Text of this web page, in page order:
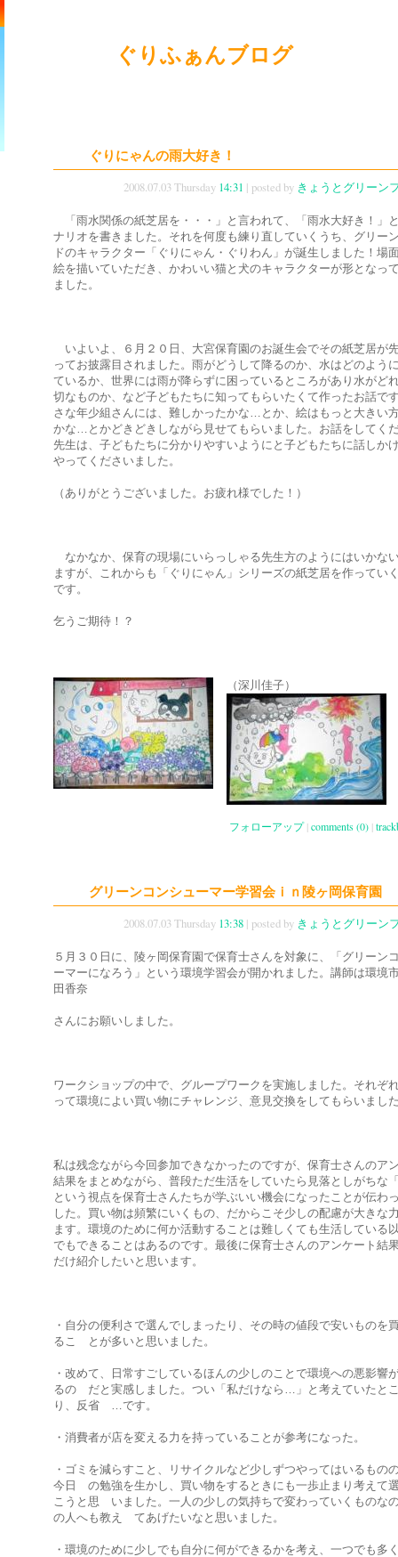
ぐりふぁんブログ
ぐりにゃんの雨大好き！
2008.07.03 Thursday 14:31 | posted by きょうとグリーン
「雨水関係の紙芝居を・・・」と言われて、「雨水大好き！」
ナリオを書きました。それを何度も練り直していくうち、グリー
ドのキャラクター「ぐりにゃん・ぐりわん」が誕生しました！場
絵を描いていただき、かわいい猫と犬のキャラクターが形となっ
ました。
いよいよ、６月２０日、大宮保育園のお誕生会でその紙芝居が
ってお披露目されました。雨がどうして降るのか、水はどのよう
ているか、世界には雨が降らずに困っているところがあり水がど
切なものか、など子どもたちに知ってもらいたくて作ったお話で
さな年少組さんには、難しかったかな…とか、絵はもっと大きい
かな…とかどきどきしながら見せてもらいました。お話をしてく
先生は、子どもたちに分かりやすいようにと子どもたちに話しか
やってくださいました。
（ありがとうございました。お疲れ様でした！）
なかなか、保育の現場にいらっしゃる先生方のようにはいかな
ますが、これからも「ぐりにゃん」シリーズの紙芝居を作ってい
です。
乞うご期待！？
（深川佳子）
フォローアップ|comments (0) |
グリーンコンシューマー学習会ｉｎ陵ヶ岡保育園
2008.07.03 Thursday 13:38 | posted by きょうとグリーン
５月３０日に、陵ヶ岡保育園で保育士さんを対象に、「グリーン
ーマーになろう」という環境学習会が開かれました。講師は環境
田香奈
さんにお願いしました。
ワークショップの中で、グループワークを実施しました。それぞ
って環境によい買い物にチャレンジ、意見交換をしてもらいまし
私は残念ながら今回参加できなかったのですが、保育士さんのア
結果をまとめながら、普段ただ生活をしていたら見落としがちな
という視点を保育士さんたちが学ぶいい機会になったことが伝わ
した。買い物は頻繁にいくもの、だからこそ少しの配慮が大きな
ます。環境のために何か活動することは難しくても生活している
でもできることはあるのです。最後に保育士さんのアンケート結
だけ紹介したいと思います。
・自分の便利さで選んでしまったり、その時の値段で安いものを
るこ とが多いと思いました。
・改めて、日常すごしているほんの少しのことで環境への悪影響
るの だと実感しました。つい「私だけなら…」と考えていたと
り、反省 …です。
・消費者が店を変える力を持っていることが参考になった。
・ゴミを減らすこと、リサイクルなど少しずつやってはいるもの
今日 の勉強を生かし、買い物をするときにも一歩止まり考えて
こうと思 いました。一人の少しの気持ちで変わっていくものな
の人へも教え てあげたいなと思いました。
・環境のために少しでも自分に何ができるかを考え、一つでも多